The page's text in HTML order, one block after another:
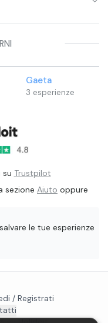
Gaeta
3 esperienze
su Trustpilot
sezione Aiuto oppure
le tue esperienze
/ Registrati